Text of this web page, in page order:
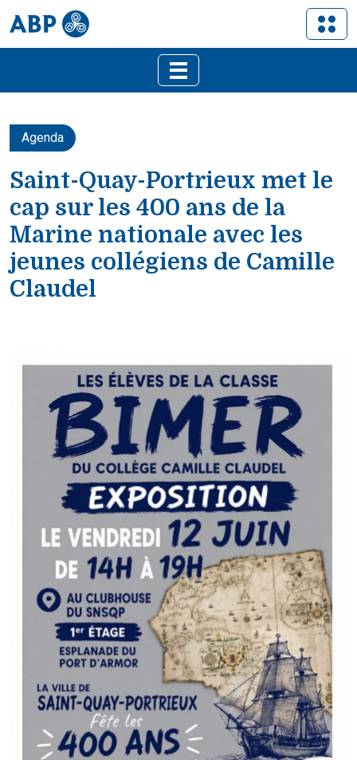
Agenda
Saint-Quay-Portrieux met le
cap sur les 400 ans de la
Marine nationale avec les
jeunes collégiens de Camille
Claudel